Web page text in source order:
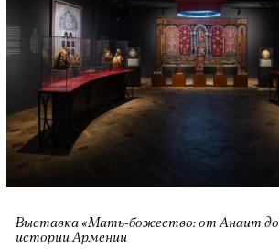
Выставка «Мать-божество: от Анаит до
истории Армении